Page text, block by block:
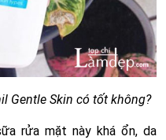
Gentle Skin có tốt không?
rửa mặt này khá ổn, da